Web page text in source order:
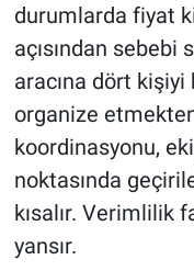
durumlarda fiyat
açısından
aracına dört
organize
koordinasyonu,
noktasında
kısalır. Verimlilik
yansır.